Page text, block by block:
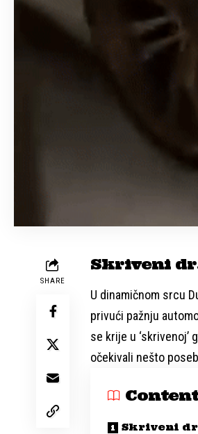
SHARE
Skriveni
U dinamičnom srcu
privući pažnju
se krije u ‘skrivenoj’
očekivali nešto
Skriveni